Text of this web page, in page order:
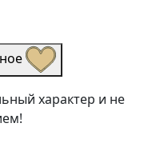
характер и не